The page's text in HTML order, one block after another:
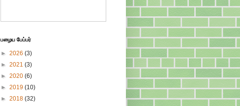
பழைய பேப்பர்
► 2026 (3)
► 2021 (3)
► 2020 (6)
► 2019 (10)
► 2018 (32)